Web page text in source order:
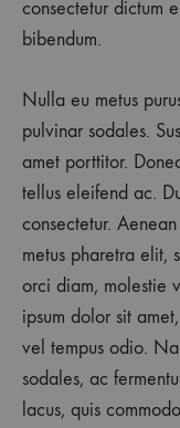
consectetur dictum
bibendum.
Nulla eu metus
pulvinar sodales.
amet porttitor.
tellus eleifend ac.
consectetur.
metus pharetra elit,
orci diam, molestie
ipsum dolor sit
vel tempus odio.
sodales, ac
lacus, quis